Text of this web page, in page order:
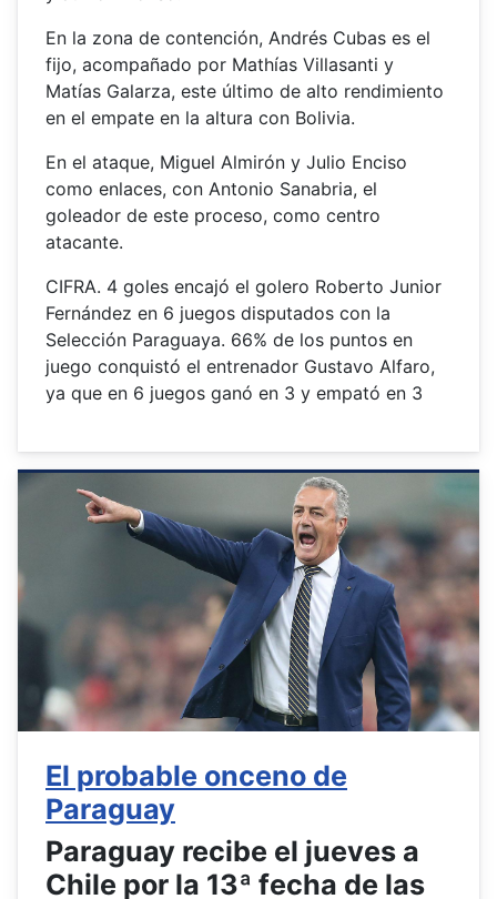
En la zona de contención, Andrés Cubas es el
fijo, acompañado por Mathías Villasanti y
Matías Galarza, este último de alto rendimiento
en el empate en la altura con Bolivia.
En el ataque, Miguel Almirón y Julio Enciso
como enlaces, con Antonio Sanabria, el
goleador de este proceso, como centro
atacante.
CIFRA. 4 goles encajó el golero Roberto Junior
Fernández en 6 juegos disputados con la
Selección Paraguaya. 66% de los puntos en
juego conquistó el entrenador Gustavo Alfaro,
ya que en 6 juegos ganó en 3 y empató en 3
El probable onceno de
Paraguay
Paraguay recibe el jueves a
Chile por la 13ª fecha de las